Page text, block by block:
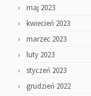
maj 2023
kwiecień 2023
marzec 2023
luty 2023
styczeń 2023
grudzień 2022